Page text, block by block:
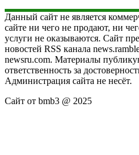
Данный сайт не является
сайте ни чего не продают, ни
услуги не оказываются. Сайт
новостей RSS канала
newsru.com. Материалы
ответственность за
Администрация сайта не несёт.
Сайт от bmb3 @ 2025